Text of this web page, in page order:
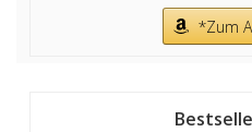
*Zum